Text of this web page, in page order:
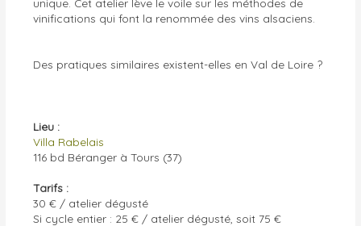
unique. Cet atelier lève le voile sur les méthodes de
vinifications qui font la renommée des vins alsaciens.
Des pratiques similaires existent-elles en Val de Loire ?
Lieu :
Villa Rabelais
116 bd Béranger à Tours (37)
Tarifs :
30 € / atelier dégusté
Si cycle entier : 25 € / atelier dégusté, soit 75 €